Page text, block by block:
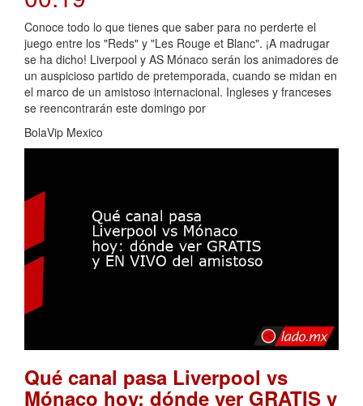
Conoce todo lo que tienes que saber para no perderte el
juego entre los "Reds" y "Les Rouge et Blanc". ¡A madrugar
se ha dicho! Liverpool y AS Mónaco serán los animadores de
un auspicioso partido de pretemporada, cuando se midan en
el marco de un amistoso internacional. Ingleses y franceses
se reencontrarán este domingo por
BolaVip Mexico
Qué canal pasa Liverpool vs
Mónaco hoy: dónde ver GRATIS y